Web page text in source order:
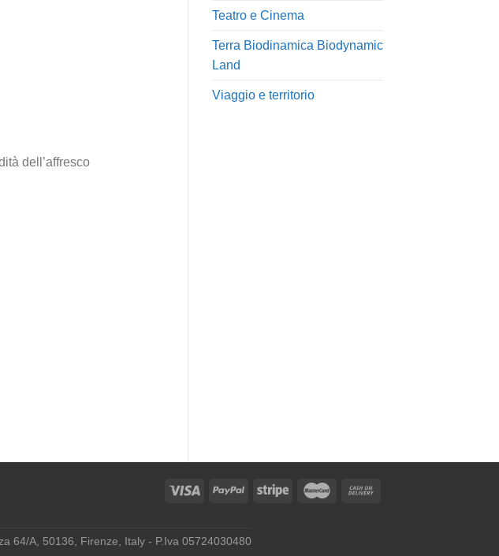
Teatro e Cinema
Terra Biodinamica Biodynamic
Land
Viaggio e territorio
dell’affresco
64/A, 50136, Firenze, Italy - P.Iva 05724030480